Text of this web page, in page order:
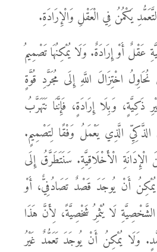
يَكْمُنُ فِي الْعَقْلِ وَالْإِرَادَةِ.
أَوْ إِرَادَةٌ. وَلَا يُمْكِنُهَا تَصْمِيمُ
اخْتِزَالَ اللَّهِ إِلَى مُجَرَّدِ قُوَّةٍ
ذَكِيَّةٍ، وَبِلَا إِرَادَةٍ، فَإِنَّنَا نَتَهَرَّبُ
الَّذِي يَعْمَلُ وَفْقًا لِتَصْمِيمٍ.
الْإِدَانَةِ الْأَخْلَاقِيَّةِ. سَنَتَطَرَّقُ إِلَى
أَنْ يُوجَدَ قَصْدٌ تَصَادُفِيٌّ، أَوْ
لَا يُثْمِرُ شَخْصِيَّةً، لِأَنَّ هَذَا
وَلَا يُمْكِنُ أَنْ يُوجَدَ تَعَمُّدٌ غَيْرُ